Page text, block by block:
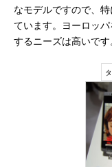
なモデルですので、
ています。ヨーロッ
するニーズは高いです